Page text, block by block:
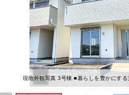
現地外観写真 3号棟 ■暮らしを豊かにす